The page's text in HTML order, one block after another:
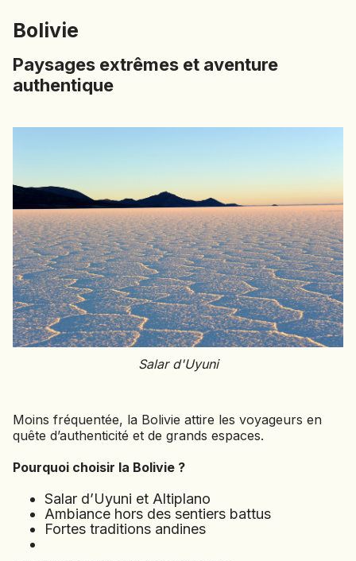
OUZBÉKISTAN
PAKISTAN
PANAMA
RWANDA
SALVADOR
SERBIE
SIERRA LEONE
SOCOTRA (YÉMEN)
SRI LANKA
TADJIKISTAN
TURQUIE
Bolivie
Paysages extrêmes et aventure
authentique
Salar d'Uyuni
Moins fréquentée, la Bolivie attire les voyageurs en
quête d’authenticité et de grands espaces.
Pourquoi choisir la Bolivie ?
Salar d’Uyuni et Altiplano
Ambiance hors des sentiers battus
Fortes traditions andines